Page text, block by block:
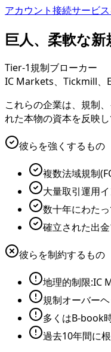
アカウント接続サービ
巨人、柔軟な
Tier-1規制ブローカー
IC Markets、Tickmill、
これらの企業は、規制
れた本物の資本を反映
彼らを強くするもの
複数法域規制
大量取引運用
数十年にわた
確立された出
彼らを制約するもの
地理的制限:IC
規制オーバー
多くはB-book
過去10年間に